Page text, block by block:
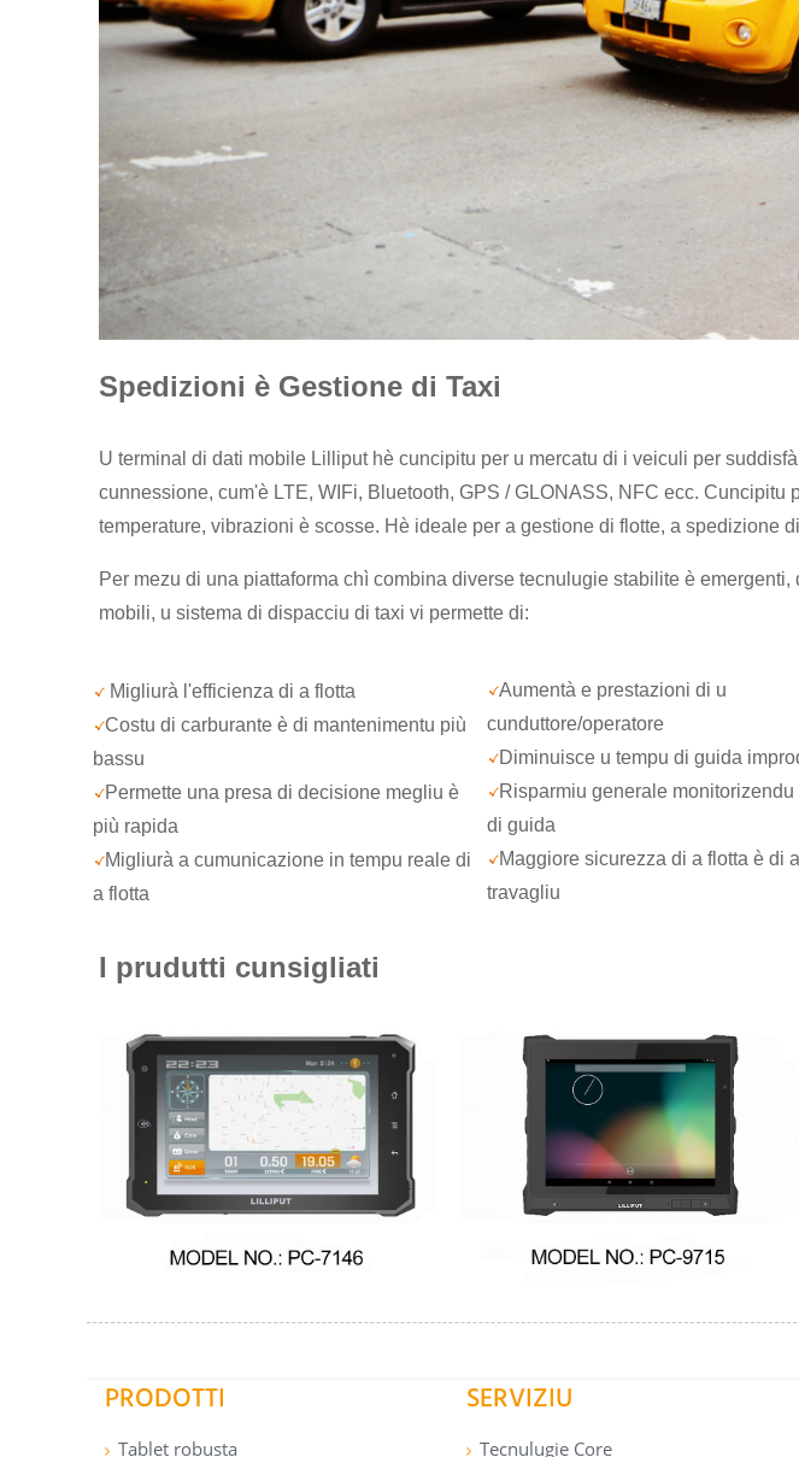
Spedizioni è Gestione di Taxi
U terminal di dati mobile Lilliput hè cuncipitu per u mercatu di i veiculi per
cunnessione, cum'è LTE, WIFi, Bluetooth, GPS / GLONASS, NFC ecc.
temperature, vibrazioni è scosse. Hè ideale per a gestione di flotte, a spedizione
Per mezu di una piattaforma chì combina diverse tecnulugie stabilite è
mobili, u sistema di dispacciu di taxi vi permette di:
Migliurà l'efficienza di a flotta
Costu di carburante è di mantenimentu più
bassu
Permette una presa di decisione megliu è
più rapida
Migliurà a cumunicazione in tempu reale di
a flotta
Aumentà e prestazioni di u
cunduttore/operatore
Diminuisce u tempu di guida
Risparmiu generale
di guida
Maggiore sicurezza di a flotta è di
travagliu
I prudutti cunsigliati
PRODOTTI
Tablet robusta
SERVIZIU
Tecnulugie Core